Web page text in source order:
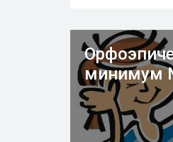
минимум